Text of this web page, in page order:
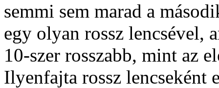
semmi sem marad a
egy olyan rossz lencsével,
10-szer rosszabb, mint az
Ilyenfajta rossz lencseként